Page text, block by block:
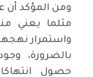
ومن المؤكد أن
مثلما يعني
واستمرار
بالضرورة،
حصول